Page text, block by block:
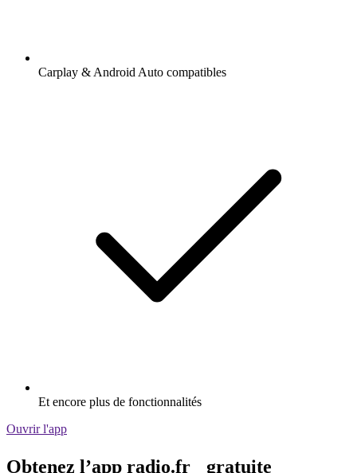
Carplay & Android Auto compatibles
Et encore plus de fonctionnalités
Ouvrir l'app
Obtenez l’app radio.fr gratuite